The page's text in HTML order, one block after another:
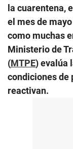
la cuarentena,
el mes de
como muchas
Ministerio de
(MTPE) evalúa
condiciones de
reactivan.